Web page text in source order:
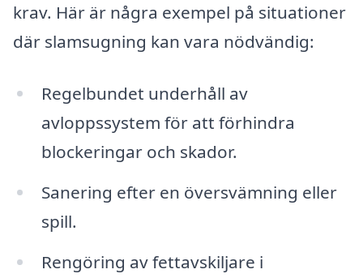
krav. Här är några exempel på situationer
där slamsugning kan vara nödvändig:
Regelbundet underhåll av
avloppssystem för att förhindra
blockeringar och skador.
Sanering efter en översvämning eller
spill.
Rengöring av fettavskiljare i